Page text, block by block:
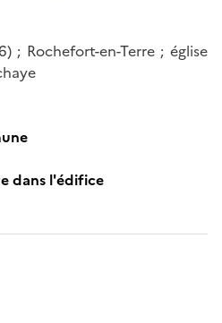
; Rochefort-en-Terre ; église
dans l'édifice